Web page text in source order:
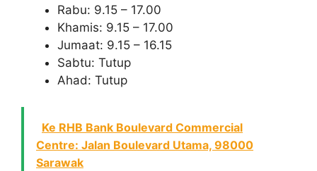
Rabu: 9.15 – 17.00
Khamis: 9.15 – 17.00
Jumaat: 9.15 – 16.15
Sabtu: Tutup
Ahad: Tutup
Ke RHB Bank Boulevard Commercial
Centre: Jalan Boulevard Utama, 98000
Sarawak